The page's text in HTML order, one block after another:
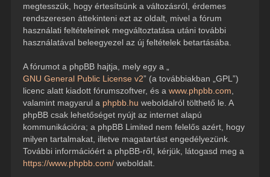
megtesszük, hogy értesítsünk a változásról, érdemes
rendszeresen áttekinteni ezt az oldalt, mivel a fórum
használati feltételeinek megváltoztatása utáni további
használatával beleegyezel az új feltételek betartásába.
A fórumot a phpBB hajtja, mely egy a „
GNU General Public License v2” (a továbbiakban „GPL”)
licenc alatt kiadott fórumszoftver, és a www.phpbb.com
valamint magyarul a phpbb.hu weboldalról tölthető le. A
phpBB csak lehetőséget nyújt az internet alapú
kommunikációra; a phpBB Limited nem felelős azért, hogy
milyen tartalmakat, illetve magatartást engedélyezünk.
További információért a phpBB-ről, kérjük, látogasd meg a
https://www.phpbb.com/weboldalt.